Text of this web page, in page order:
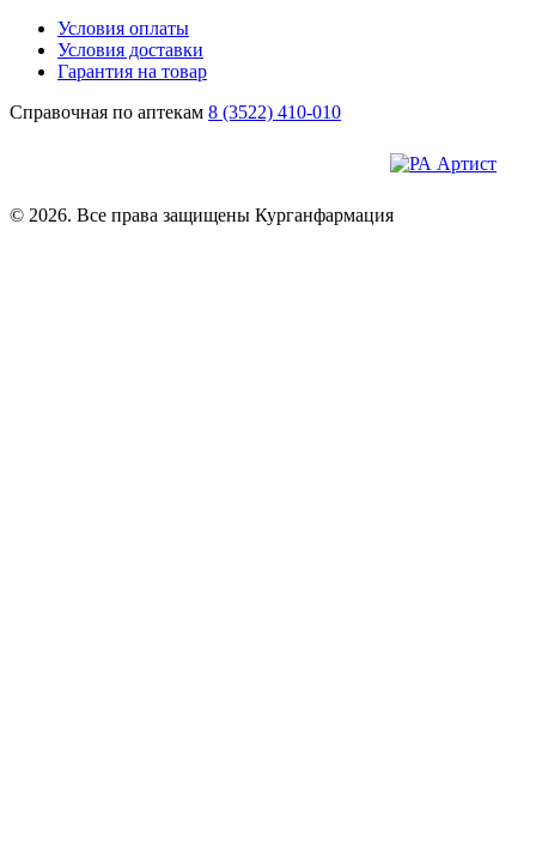
Условия оплаты
Условия доставки
Гарантия на товар
Справочная по аптекам 8 (3522) 410-010
© 2026. Все права защищены Курганфармация